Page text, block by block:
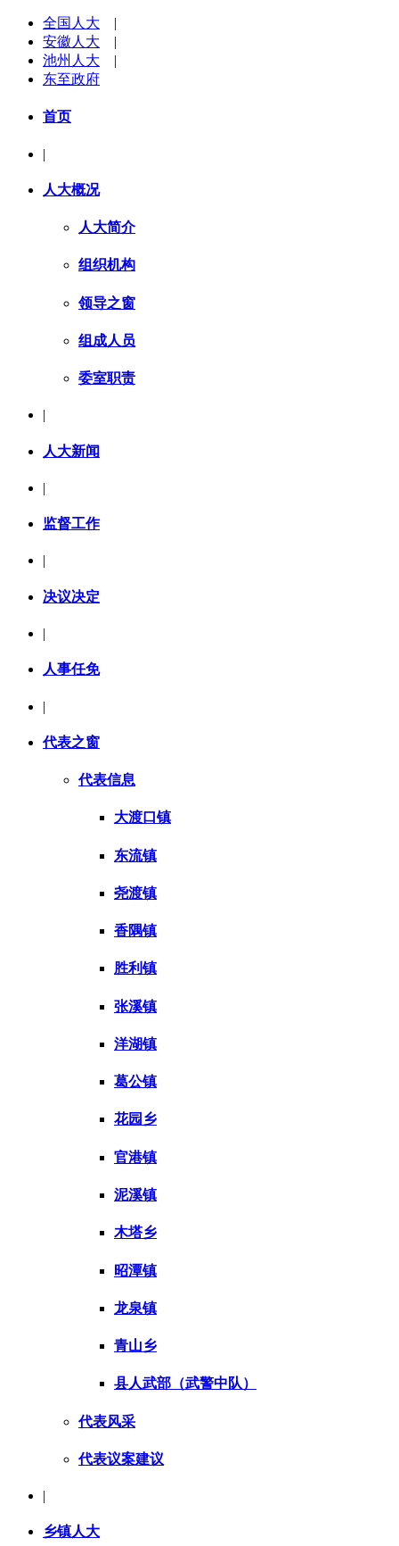
全国人大 |
安徽人大 |
池州人大 |
东至政府
首页
|
人大概况
人大简介
组织机构
领导之窗
组成人员
委室职责
|
人大新闻
|
监督工作
决议决定
|
人事任免
|
代表之窗
代表信息
大渡口镇
东流镇
尧渡镇
香隅镇
胜利镇
张溪镇
洋湖镇
葛公镇
花园乡
官港镇
泥溪镇
木塔乡
昭潭镇
龙泉镇
青山乡
县人武部（武警中队）
代表风采
代表议案建议
|
乡镇人大